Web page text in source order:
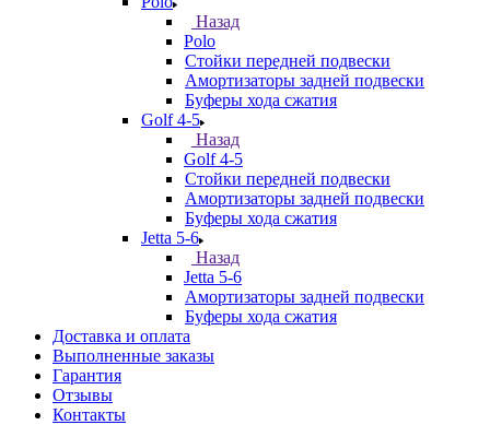
Назад
Polo
Стойки передней подвески
Амортизаторы задней подвески
Буферы хода сжатия
Golf 4-5
Назад
Golf 4-5
Стойки передней подвески
Амортизаторы задней подвески
Буферы хода сжатия
Jetta 5-6
Назад
Jetta 5-6
Амортизаторы задней подвески
Буферы хода сжатия
Доставка и оплата
Выполненные заказы
Гарантия
Отзывы
Контакты